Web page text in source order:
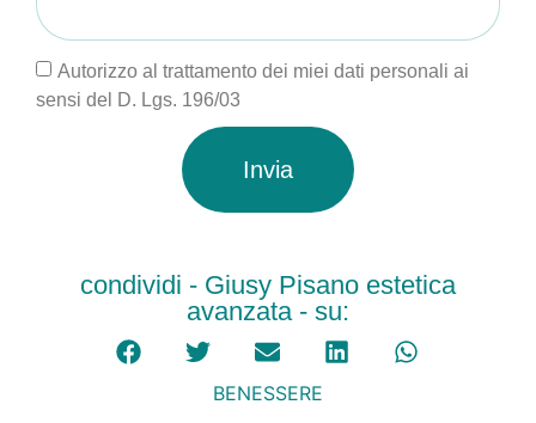
Autorizzo al trattamento dei miei dati personali ai
sensi del D. Lgs. 196/03
Invia
condividi - Giusy Pisano estetica
avanzata - su:
BENESSERE